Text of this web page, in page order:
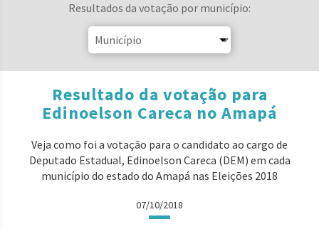
Resultados da votação por município:
Resultado da votação para
Edinoelson Careca no Amapá
Veja como foi a votação para o candidato ao cargo de
Deputado Estadual, Edinoelson Careca (DEM) em cada
município do estado do Amapá nas Eleições 2018
07/10/2018